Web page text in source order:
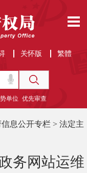
关怀版 繁體
单位 优先审查
息公开专栏 > 法定主
务网站运维